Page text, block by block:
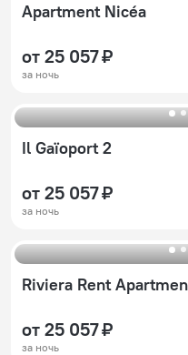
Apartment Nicéa
от 25 057 ₽
за ночь
Il Gaïoport 2
от 25 057 ₽
за ночь
Riviera Rent
от 25 057 ₽
за ночь